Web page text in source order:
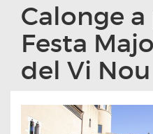
Calonge
Festa
del Vi Nou